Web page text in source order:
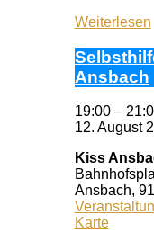
Weiterlesen
Ans­bach
19:00 –
12. August
Kiss
Ansbach,
KarteKiss